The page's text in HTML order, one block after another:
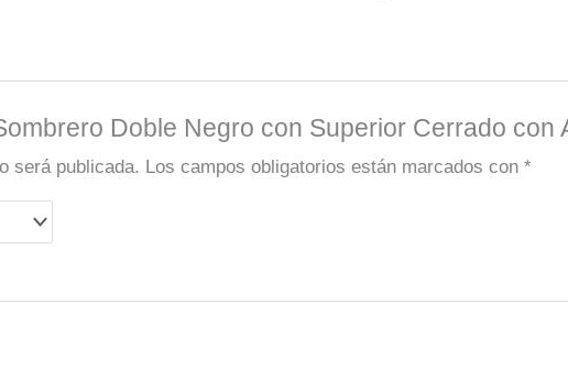
Doble Negro con Superior Cerrado con
será publicada. Los campos obligatorios están marcados con*